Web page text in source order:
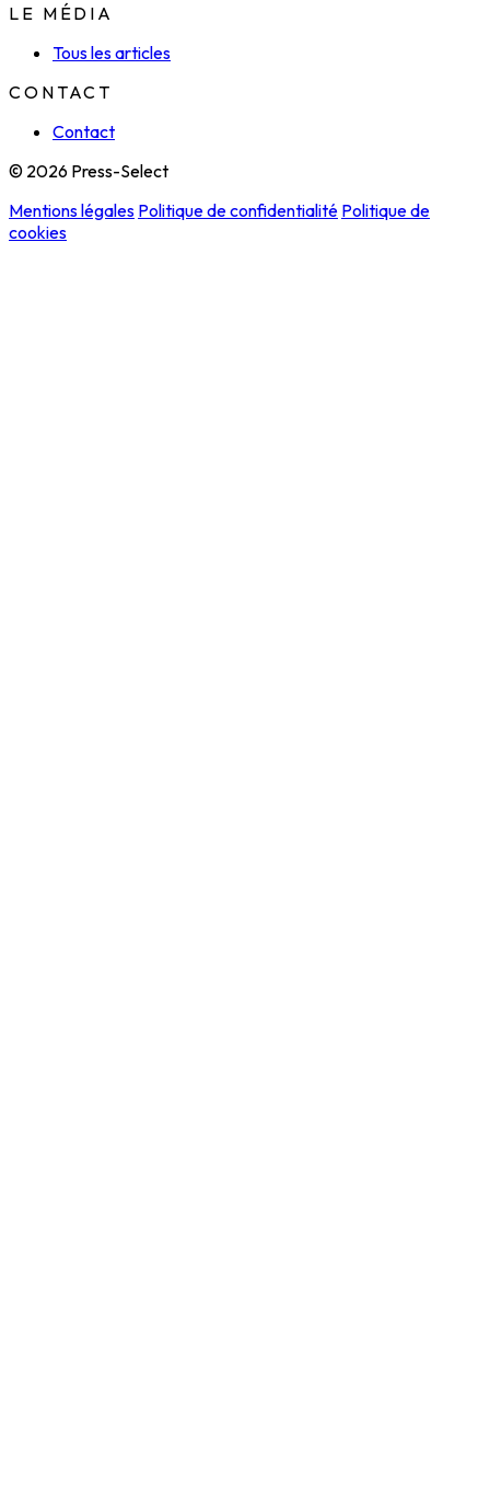
LE MÉDIA
Tous les articles
CONTACT
Contact
© 2026 Press-Select
Mentions légales Politique de confidentialité Politique de
cookies